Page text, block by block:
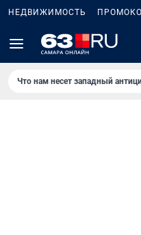
НЕДВИЖИМОСТЬ
Что нам несет западный